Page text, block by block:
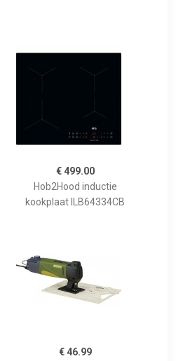
€ 499.00
Hob2Hood inductie
kookplaat ILB64334CB
€ 46.99